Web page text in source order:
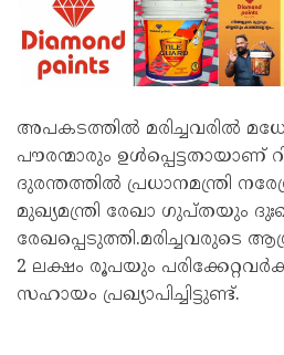
അപകടത്തില്‍ മരിച്ചവരില്‍
പൗരന്മാരും ഉള്‍പ്പെട്ടതായാണ്
ദുരന്തത്തില്‍ പ്രധാനമന്ത്രി
മുഖ്യമന്ത്രി രേഖാ ഗുപ്തയും
രേഖപ്പെടുത്തി.മരിച്ചവരുടെ
2 ലക്ഷം രൂപയും
സഹായം പ്രഖ്യാപിച്ചിട്ടുണ്ട്.